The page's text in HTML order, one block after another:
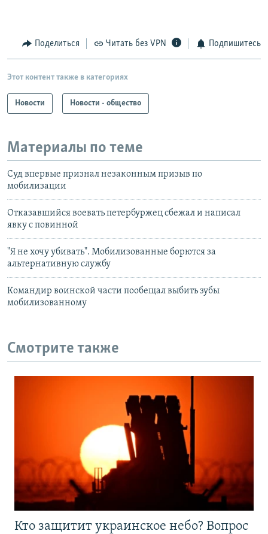
Поделиться Читать без VPN Подпишитесь
Этот контент также в категориях
Новости Новости - общество
Материалы по теме
Суд впервые признал незаконным призыв по
мобилизации
Отказавшийся воевать петербуржец сбежал и написал
явку с повинной
"Я не хочу убивать". Мобилизованные борются за
альтернативную службу
Командир воинской части пообещал выбить зубы
мобилизованному
Смотрите также
Кто защитит украинское небо? Вопрос